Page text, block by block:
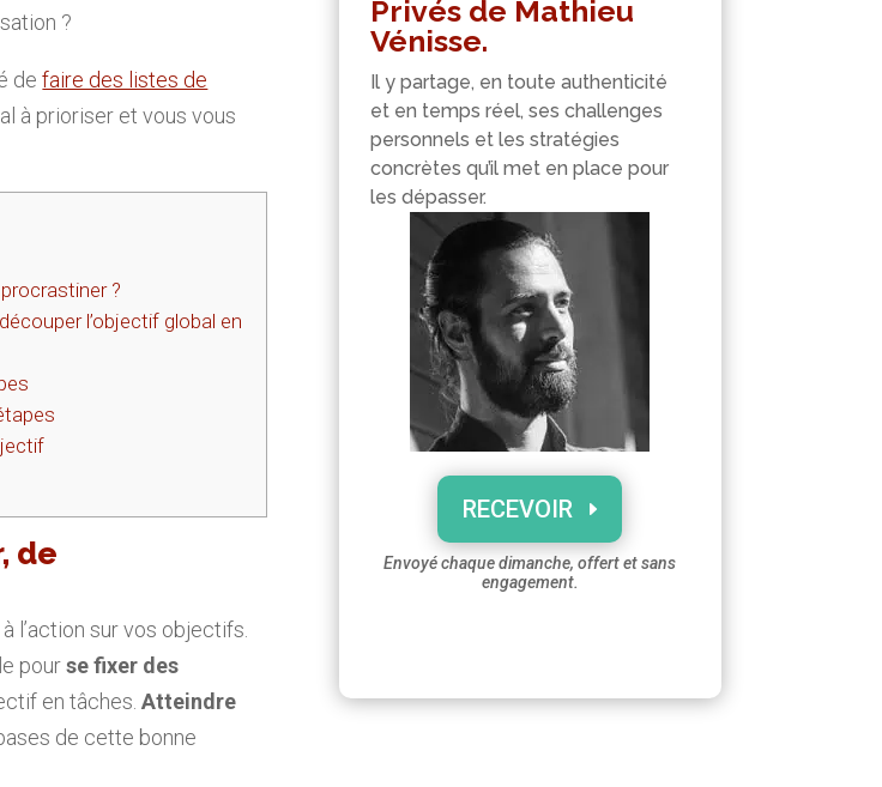
?
defaire des listes de
à prioriser et vous vous
?
l’objectif global en
de
l’action sur vos objectifs.
pourse fixer des
en tâches.Atteindre
de cette bonne
Privés de Mathieu
Vénisse.
Il y partage, en toute authenticité
et en temps réel, ses challenges
personnels et les stratégies
concrètes qu’il met en place pour
les dépasser.
RECEVOIR
Envoyé chaque dimanche, offert et sans
engagement.